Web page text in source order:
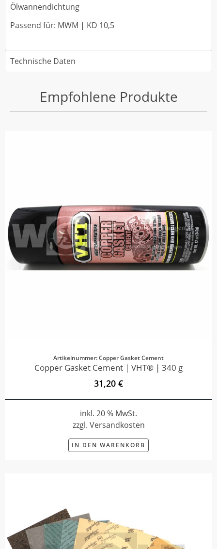
Ölwannendichtung
Passend für: MWM | KD 10,5
Technische Daten
Empfohlene Produkte
Artikelnummer: Copper Gasket Cement
Copper Gasket Cement | VHT® | 340 g
31,20 €
inkl. 20 % MwSt.
zzgl. Versandkosten
IN DEN WARENKORB